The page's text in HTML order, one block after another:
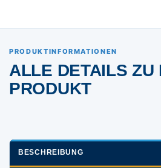
PRODUKTINFORMATIONEN
ALLE DETAILS ZU
PRODUKT
BESCHREIBUNG